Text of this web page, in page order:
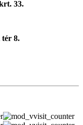
33.
tér 8.